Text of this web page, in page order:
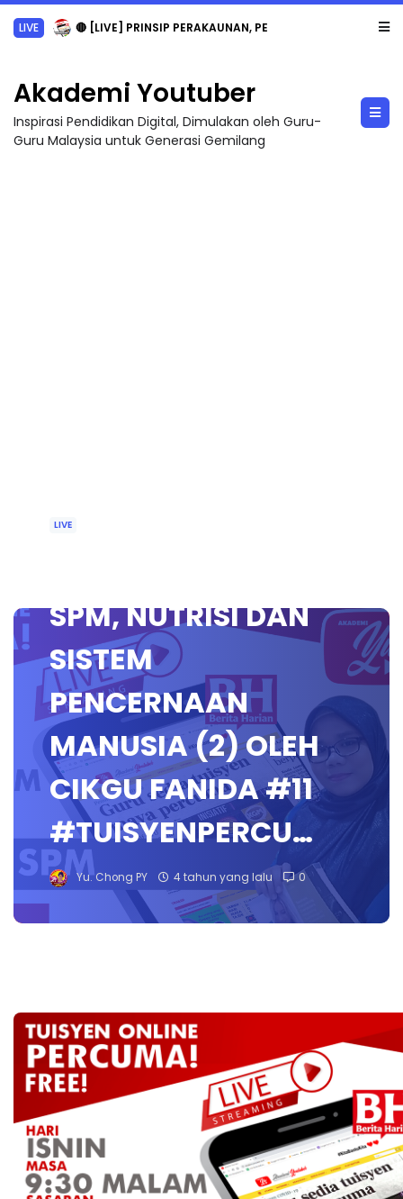
LIVE 🔴 [LIVE] PRINSIP PERAKAUNAN, PECUT SKOR SOALAN 1 TRIAL OLEH CIKGU WAN...
Akademi Youtuber
Inspirasi Pendidikan Digital, Dimulakan oleh Guru-
Guru Malaysia untuk Generasi Gemilang
LIVE
SPM, NUTRISI DAN
SISTEM
PENCERNAAN
MANUSIA (2) OLEH
CIKGU FANIDA #11
#TUISYENPERCU…
Yu. Chong PY 4 tahun yang lalu 0